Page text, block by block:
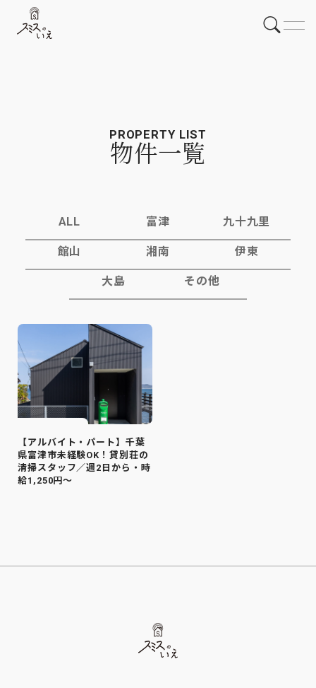
PROPERTY LIST
物件一覧
ALL 富津 九十九里
館山 湘南 伊東
大島 その他
【アルバイト・パート】千葉
県富津市未経験OK！貸別荘の
清掃スタッフ／週2日から・時
給1,250円～